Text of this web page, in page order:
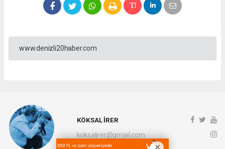
www.denizli20haber.com
KÖKSAL İRER
koksalirer@gmail.com